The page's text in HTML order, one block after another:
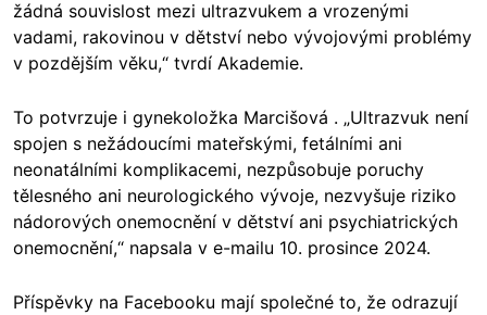
žádná souvislost mezi ultrazvukem a vrozenými
vadami, rakovinou v dětství nebo vývojovými problémy
v pozdějším věku,“ tvrdí Akademie.
To potvrzuje i gynekoložka Marcišová . „Ultrazvuk není
spojen s nežádoucími mateřskými, fetálními ani
neonatálními komplikacemi, nezpůsobuje poruchy
tělesného ani neurologického vývoje, nezvyšuje riziko
nádorových onemocnění v dětství ani psychiatrických
onemocnění,“ napsala v e-mailu 10. prosince 2024.
Příspěvky na Facebooku mají společné to, že odrazují